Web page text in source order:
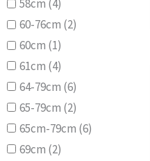
58cm (4)
60-76cm (2)
60cm (1)
61cm (4)
64-79cm (6)
65-79cm (2)
65cm-79cm (6)
69cm (2)